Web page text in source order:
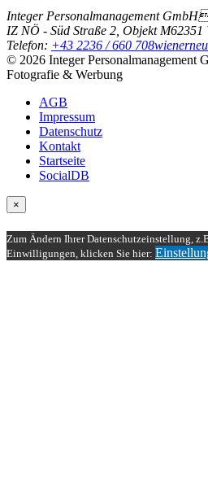
Integer Personalmanagement
IZ NÖ - Süd Straße 2, Objekt M62351
Telefon: +43 2236 / 660 708
© 2026 Integer Personalmanagement
Fotografie & Werbung
AGB
Impressum
Datenschutz
Kontakt
Startseite
SocialDB
×
Zum Ändern Ihrer Datenschutzeinstellung,
Einwilligungen, klicken Sie hier: